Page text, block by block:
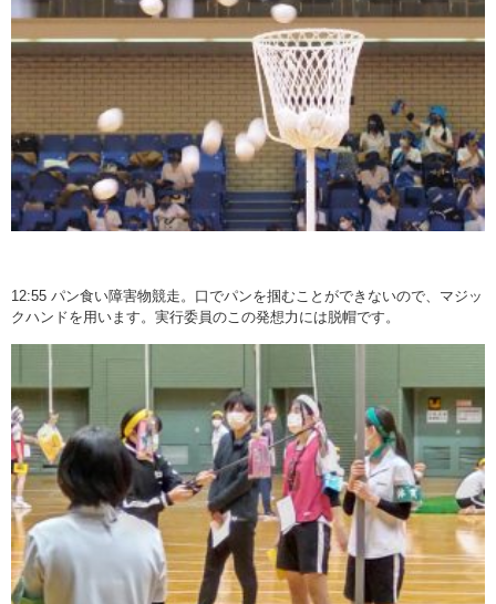
12:55 パン食い障害物競走。口でパンを掴むことができないので、マジッ
クハンドを用います。実行委員のこの発想力には脱帽です。